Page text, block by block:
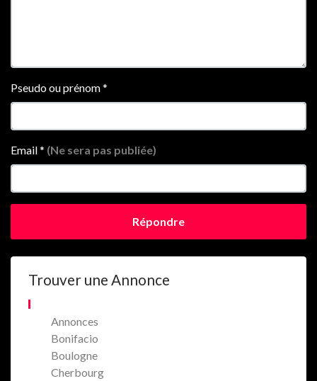
Pseudo ou prénom*
Email* (Ne sera pas publiée)
Répondre
Trouver une Annonce
Annonces
Bonifacio
Boulogne
Cherbourg